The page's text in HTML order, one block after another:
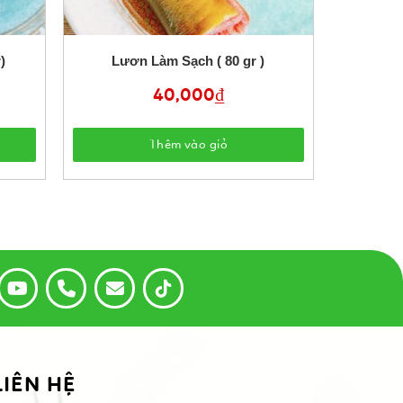
Lươn Làm Sạch ( 80 gr )
40,000₫
Thêm vào giỏ
HỆ